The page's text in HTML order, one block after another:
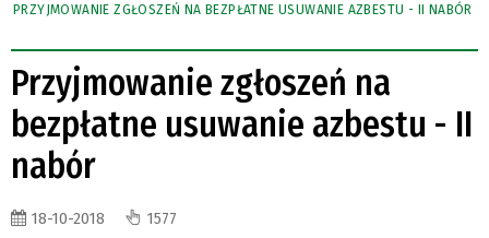
PRZYJMOWANIE ZGŁOSZEŃ NA BEZPŁATNE USUWANIE AZBESTU - II NABÓR
Przyjmowanie zgłoszeń na
bezpłatne usuwanie azbestu - II
nabór
18-10-2018 1577